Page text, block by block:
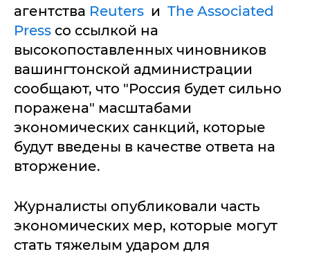
агентства Reuters и The Associated
Press со ссылкой на
высокопоставленных чиновников
вашингтонской администрации
сообщают, что "Россия будет сильно
поражена" масштабами
экономических санкций, которые
будут введены в качестве ответа на
вторжение.
Журналисты опубликовали часть
экономических мер, которые могут
стать тяжелым ударом для